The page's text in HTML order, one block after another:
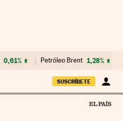
0,61% Petróleo Brent 1,28%
SUSCRÍBETE